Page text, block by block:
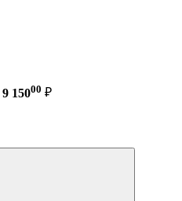
9 15000 ₽